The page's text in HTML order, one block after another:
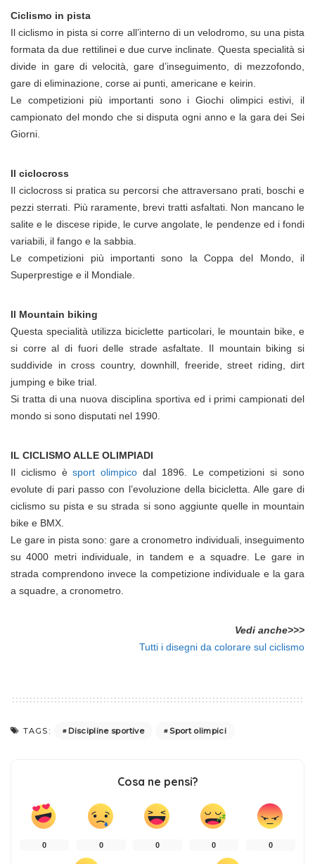
Ciclismo in pista
Il ciclismo in pista si corre all’interno di un velodromo, su una pista
formata da due rettilinei e due curve inclinate. Questa specialità si
divide in gare di velocità, gare d’inseguimento, di mezzofondo,
gare di eliminazione, corse ai punti, americane e keirin.
Le competizioni più importanti sono i Giochi olimpici estivi, il
campionato del mondo che si disputa ogni anno e la gara dei Sei
Giorni.
Il ciclocross
Il ciclocross si pratica su percorsi che attraversano prati, boschi e
pezzi sterrati. Più raramente, brevi tratti asfaltati. Non mancano le
salite e le discese ripide, le curve angolate, le pendenze ed i fondi
variabili, il fango e la sabbia.
Le competizioni più importanti sono la Coppa del Mondo, il
Superprestige e il Mondiale.
Il Mountain biking
Questa specialità utilizza biciclette particolari, le mountain bike, e
si corre al di fuori delle strade asfaltate. Il mountain biking si
suddivide in cross country, downhill, freeride, street riding, dirt
jumping e bike trial.
Si tratta di una nuova disciplina sportiva ed i primi campionati del
mondo si sono disputati nel 1990.
IL CICLISMO ALLE OLIMPIADI
Il ciclismo èsport olimpico dal 1896. Le competizioni si sono
evolute di pari passo con l’evoluzione della bicicletta. Alle gare di
ciclismo su pista e su strada si sono aggiunte quelle in mountain
bike e BMX.
Le gare in pista sono: gare a cronometro individuali, inseguimento
su 4000 metri individuale, in tandem e a squadre. Le gare in
strada comprendono invece la competizione individuale e la gara
a squadre, a cronometro.
Vedi anche>>>
Tutti i disegni da colorare sul ciclismo
TAGS: Discipline sportive Sport olimpici
Cosa ne pensi?
0 0 0 0 0